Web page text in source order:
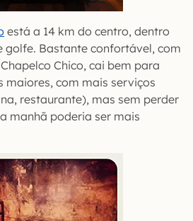
está a 14 km do centro, dentro
golfe. Bastante confortável, com
Chico, cai bem para
maiores, com mais serviços
restaurante), mas sem perder
manhã poderia ser mais